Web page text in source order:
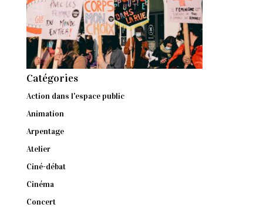
Catégories
Action dans l'espace public
Animation
Arpentage
Atelier
Ciné-débat
Cinéma
Concert